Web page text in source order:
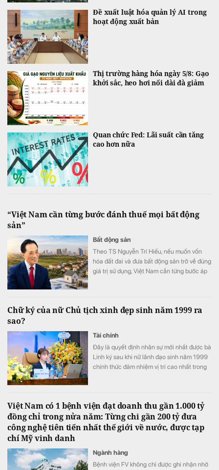
Đề xuất luật hóa quản lý AI trong
hoạt động xuất bản
Thị trường hàng hóa ngày 5/8: Gạo
khởi sắc, heo hơi nối dài đà giảm
Quan chức Fed: Lãi suất cần tăng
cao hơn nữa
“Việt Nam cần từng bước đánh thuế mọi bất động
sản”
Bất động sản
Theo TS Nguyễn Trí Hiếu, nếu muốn vốn
hóa đất đai và đưa bất động sản trở về đúng
giá trị sử dụng, Việt Nam cần từng bước áp
Chữ ký của nữ Chủ tịch xinh đẹp sinh năm 1999 ra
sao?
Tài chính
Đây là quyết định nhân sự mới nhất được bà
Linh ký sau khi nữ lãnh đạo sinh năm 1999
chính thức đảm nhiệm vị trí cao nhất trong
Việt Nam có 1 bệnh viện đạt doanh thu gần 1.000 tỷ
đồng chỉ trong nửa năm: Từng chi gần 200 tỷ đưa
công nghệ tiên tiến nhất thế giới về nước, được tạp
chí Mỹ vinh danh
Ngành hàng
Bệnh viện FV không chỉ được ghi nhận nhờ